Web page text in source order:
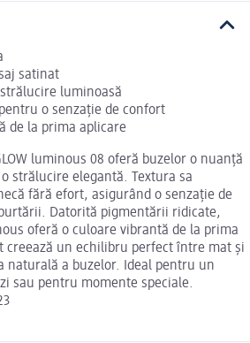
satinat
luminoasă
o senzație de confort
de la prima aplicare
luminous 08 oferă buzelor o nuanță
strălucire elegantă. Textura sa
fără efort, asigurând o senzație de
Datorită pigmentării ridicate,
oferă o culoare vibrantă de la prima
creează un echilibru perfect între mat și
naturală a buzelor. Ideal pentru un
sau pentru momente speciale.